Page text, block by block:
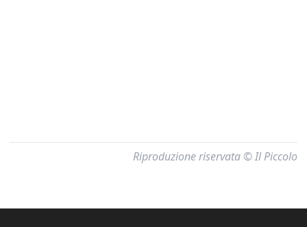
Riproduzione riservata © Il Piccolo